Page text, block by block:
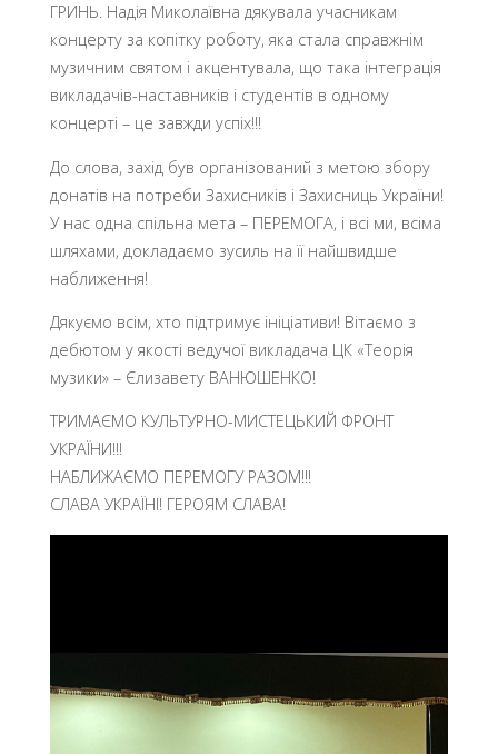
ГРИНЬ. Надія Миколаївна дякувала учасникам
концерту за копітку роботу, яка стала справжнім
музичним святом і акцентувала, що така інтеграція
викладачів-наставників і студентів в одному
концерті – це завжди успіх!!!
До слова, захід був організований з метою збору
донатів на потреби Захисників і Захисниць України!
У нас одна спільна мета – ПЕРЕМОГА, і всі ми, всіма
шляхами, докладаємо зусиль на її найшвидше
наближення!
Дякуємо всім, хто підтримує ініціативи! Вітаємо з
дебютом у якості ведучої викладача ЦК «Теорія
музики» – Єлизавету ВАНЮШЕНКО!
ТРИМАЄМО КУЛЬТУРНО-МИСТЕЦЬКИЙ ФРОНТ
УКРАЇНИ!!!
НАБЛИЖАЄМО ПЕРЕМОГУ РАЗОМ!!!
СЛАВА УКРАЇНІ! ГЕРОЯМ СЛАВА!